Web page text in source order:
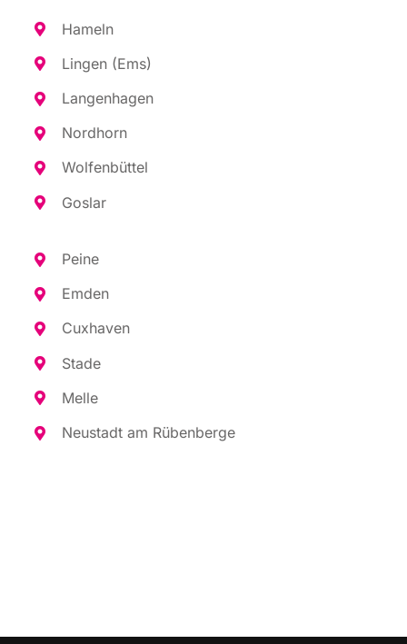
Hameln
Lin­gen (Ems)
Lan­gen­ha­gen
Nord­horn
Wol­fen­büt­tel
Gos­lar
Pei­ne
Emden
Cux­ha­ven
Sta­de
Mel­le
Neu­stadt am Rübenberge